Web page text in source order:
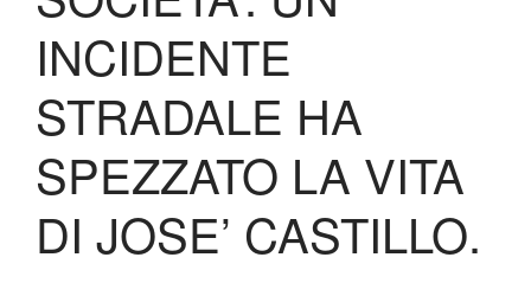
Shop
INCIDENTE
STRADALE HA
SPEZZATO LA VITA
DI JOSE’ CASTILLO.